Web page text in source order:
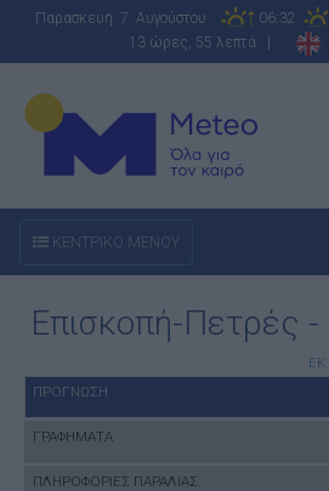
Παρασκευή 7 Αυγούστου 06:32
13 ώρες, 55 λεπτά |
ΚΕΝΤΡΙΚΟ ΜΕΝΟΥ
Επισκοπή-Πετρές
ΠΡΟΓΝΩΣΗ
ΓΡΑΦΗΜΑΤΑ
ΠΛΗΡΟΦΟΡΙΕΣ ΠΑΡΑΛΙΑΣ